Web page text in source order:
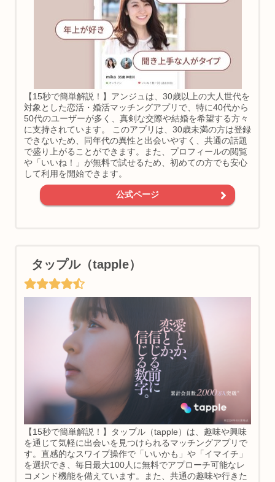
【15秒で簡単解説！】アンジュは、30歳以上の大人世代を
対象とした恋活・婚活マッチングアプリで、特に40代から
50代のユーザーが多く、真剣な交際や結婚を希望する方々
に支持されています。 このアプリは、30歳未満の方は登録
できないため、同年代の異性と出会いやすく、共通の話題
で盛り上がることができます。また、プロフィールの閲覧
や「いいね！」が無料で試せるため、初めての方でも安心
して利用を開始できます。
公式ページ
タップル（tapple）
【15秒で簡単解説！】タップル（tapple）は、趣味や興味
を通じて気軽に出会いを見つけられるマッチングアプリで
す。直感的なスワイプ操作で「いいかも」や「イマイチ」
を選択でき、毎日最大100人に無料でアプローチ可能なレ
コメンド機能を備えています。また、共通の趣味や行きた